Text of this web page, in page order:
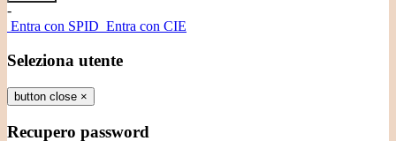
-
Entra con SPID Entra con CIE
Seleziona utente
button close ×
Recupero password